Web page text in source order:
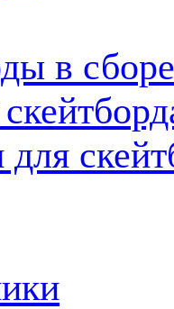
в сборе